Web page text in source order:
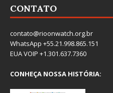
CONTATO
contato@rioonwatch.org.br
WhatsApp +55.21.998.865.151
EUA VOIP +1.301.637.7360
CONHEÇA NOSSA HISTÓRIA: